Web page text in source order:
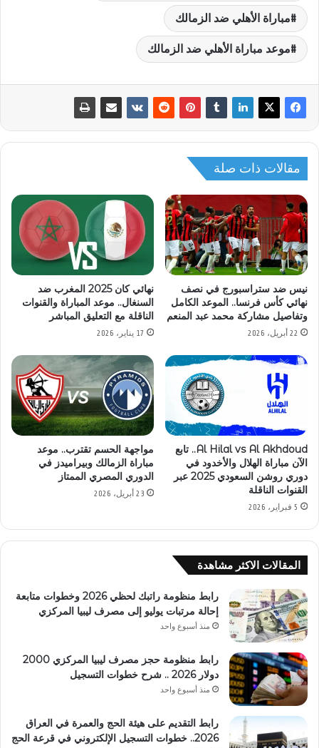
مباراة الأهلي ضد الزمالك
موعد مباراة الأهلي ضد الزمالك
مقالات ذات صلة
نيس ضد ستراسبورج في نصف
نهائي كأس فرنسا.. الموعد الكامل
وتفاصيل مشاركة محمد عبد المنعم
22 أبريل، 2026
نهائي كان 2025 المغرب ضد
السنغال.. موعد المباراة والقنوات
الناقلة مع التعليق المباشر
17 يناير، 2026
Al Hilal vs Al Akhdoud.. تابع
الآن مباراة الهلال والأخدود في
دوري روشن السعودي 2025 عبر
القنوات الناقلة
5 فبراير، 2026
مواجهة الحسم تقترب.. موعد
مباراة الزمالك وبيراميدز في
الدوري المصري الممتاز
23 أبريل، 2026
المقالات الاكثر مشاهدة
رابط منظومة راتبك لحظي 2026 وخطوات متابعة
إحالة مرتبات يوليو إلى مصرف ليبيا المركزي
منذ أسبوع واحد
رابط منظومة حجز مصرف ليبيا المركزي 2000
دولار 2026 .. شرح خطوات التسجيل
منذ أسبوع واحد
رابط التقديم على هيئة الحج والعمرة في العراق
2026.. خطوات التسجيل الإلكتروني في قرعة الحج